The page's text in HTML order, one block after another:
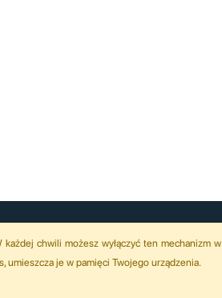
chwili możesz wyłączyć ten mechanizm w
umieszcza je w pamięci Twojego urządzenia.